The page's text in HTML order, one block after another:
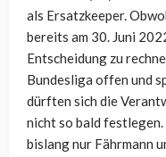
als Ersatzkeeper.
bereits am 30. Juni
Entscheidung zu
Bundesliga offen und
dürften sich die
nicht so bald
bislang nur Fährmann